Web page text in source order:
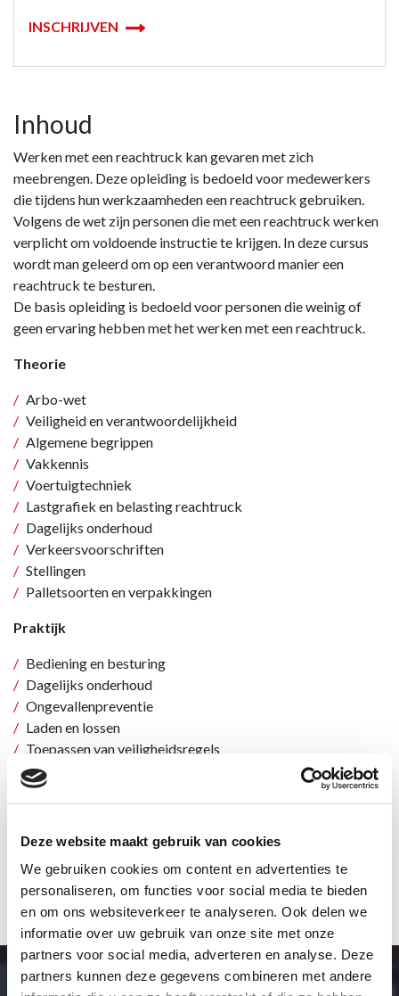
Deze website maakt gebruik van cookies
We gebruiken cookies om content en advertenties te
personaliseren, om functies voor social media te bieden
en om ons websiteverkeer te analyseren. Ook delen we
informatie over uw gebruik van onze site met onze
partners voor social media, adverteren en analyse. Deze
partners kunnen deze gegevens combineren met andere
INSCHRIJVEN
Inhoud
Werken met een reachtruck kan gevaren met zich
meebrengen. Deze opleiding is bedoeld voor medewerkers
die tijdens hun werkzaamheden een reachtruck gebruiken.
Volgens de wet zijn personen die met een reachtruck werken
verplicht om voldoende instructie te krijgen. In deze cursus
wordt man geleerd om op een verantwoord manier een
reachtruck te besturen.
De basis opleiding is bedoeld voor personen die weinig of
geen ervaring hebben met het werken met een reachtruck.
Theorie
Arbo-wet
Veiligheid en verantwoordelijkheid
Algemene begrippen
Vakkennis
Voertuigtechniek
Lastgrafiek en belasting reachtruck
Dagelijks onderhoud
Verkeersvoorschriften
Stellingen
Palletsoorten en verpakkingen
Praktijk
Bediening en besturing
Dagelijks onderhoud
Ongevallenpreventie
Laden en lossen
Toepassen van veiligheidsregels
Rijtechniek
Behendigheidsoefeningen
Stapeltechnieken
Onderhoudshandelingen